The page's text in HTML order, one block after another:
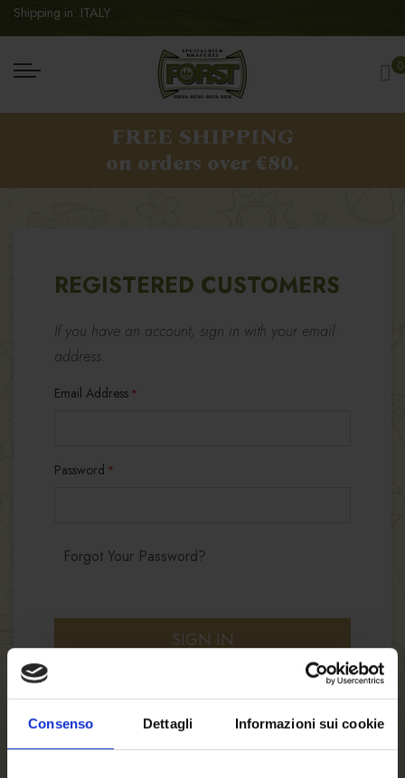
Consenso Dettagli Informazioni sui cookie
Shipping in: ITALY
0
FREE SHIPPING
on orders over €80.
REGISTERED CUSTOMERS
If you have an account, sign in with your email
address.
Email Address
Password
SIGN IN
Forgot Your Password?